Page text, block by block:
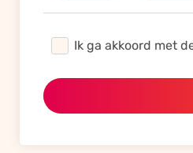
Ik ga akkoord met